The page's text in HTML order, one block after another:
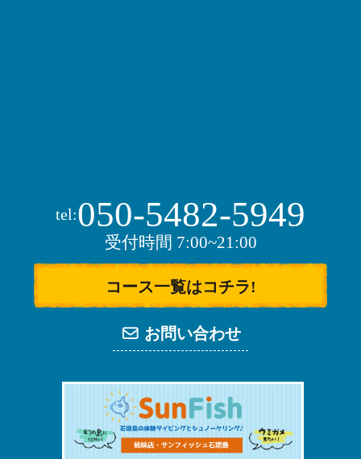
tel:050-5482-5949
受付時間 7:00~21:00
コース一覧はコチラ!
お問い合わせ